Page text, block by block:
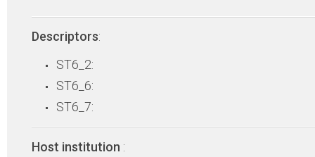
Descriptors:
ST6_2:
ST6_6:
ST6_7:
Host institution :